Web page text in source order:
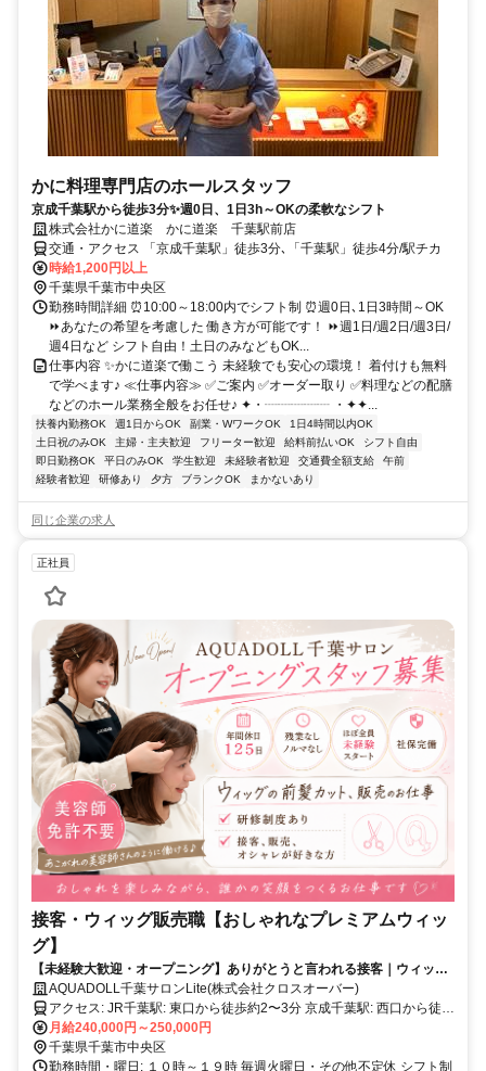
かに料理専門店のホールスタッフ
京成千葉駅から徒歩3分✨週0日、1日3h～OKの柔軟なシフト
株式会社かに道楽 かに道楽 千葉駅前店
交通・アクセス 「京成千葉駅」徒歩3分､「千葉駅」徒歩4分/駅チカ
時給1,200円以上
千葉県千葉市中央区
勤務時間詳細 ⏰10:00～18:00内でシフト制 ⏰週0日､1日3時間～OK
⏩あなたの希望を考慮した 働き方が可能です！ ⏩週1日/週2日/週3日/
週4日など シフト自由！土日のみなどもOK...
仕事内容 ✨かに道楽で働こう 未経験でも安心の環境！ 着付けも無料
で学べます♪ ≪仕事内容≫ ✅ご案内 ✅オーダー取り ✅料理などの配膳
などのホール業務全般をお任せ♪ ✦・┈┈┈┈┈ ・✦✦...
扶養内勤務OK 週1日からOK 副業・WワークOK
1日4時間以内OK
土日祝のみOK
主婦・主夫歓迎 フリーター歓迎 給料前払いOK
シフト自由
即日勤務OK
平日のみOK 学生歓迎 未経験者歓迎 交通費全額支給
午前
経験者歓迎
研修あり 夕方 ブランクOK まかないあり
同じ企業の求人
正社員
接客・ウィッグ販売職【おしゃれなプレミアムウィッ
グ】
【未経験大歓迎・オープニング】ありがとうと言われる接客｜ウィッグ
販売スタッフ
AQUADOLL千葉サロンLite(株式会社クロスオーバー)
アクセス: JR千葉駅: 東口から徒歩約2〜3分 京成千葉駅: 西口から徒歩
約2〜3分 千葉都市モノレール: 千葉駅から徒歩約4分
月給240,000円～250,000円
千葉県千葉市中央区
勤務時間・曜日: １０時～１９時 毎週火曜日・その他不定休 シフト制